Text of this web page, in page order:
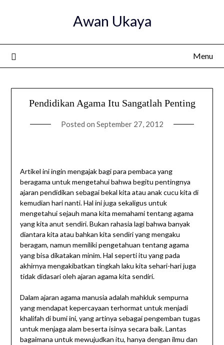
Awan Ukaya
Menu
Pendidikan Agama Itu Sangatlah Penting
Posted on September 27, 2012
Artikel ini ingin mengajak bagi para pembaca yang
beragama untuk mengetahui bahwa begitu pentingnya
ajaran pendidikan sebagai bekal kita atau anak cucu kita di
kemudian hari nanti. Hal ini juga sekaligus untuk
mengetahui sejauh mana kita memahami tentang agama
yang kita anut sendiri. Bukan rahasia lagi bahwa banyak
diantara kita atau bahkan kita sendiri yang mengaku
beragam, namun memiliki pengetahuan tentang agama
yang bisa dikatakan minim. Hal seperti itu yang pada
akhirnya mengakibatkan tingkah laku kita sehari-hari juga
tidak didasari oleh ajaran agama kita sendiri.
Dalam ajaran agama manusia adalah mahkluk sempurna
yang mendapat kepercayaan terhormat untuk menjadi
khalifah di bumi ini, yang artinya sebagai pengemban tugas
untuk menjaga alam beserta isinya secara baik. Lantas
bagaimana untuk mewujudkan itu, hanya dengan ilmu dan